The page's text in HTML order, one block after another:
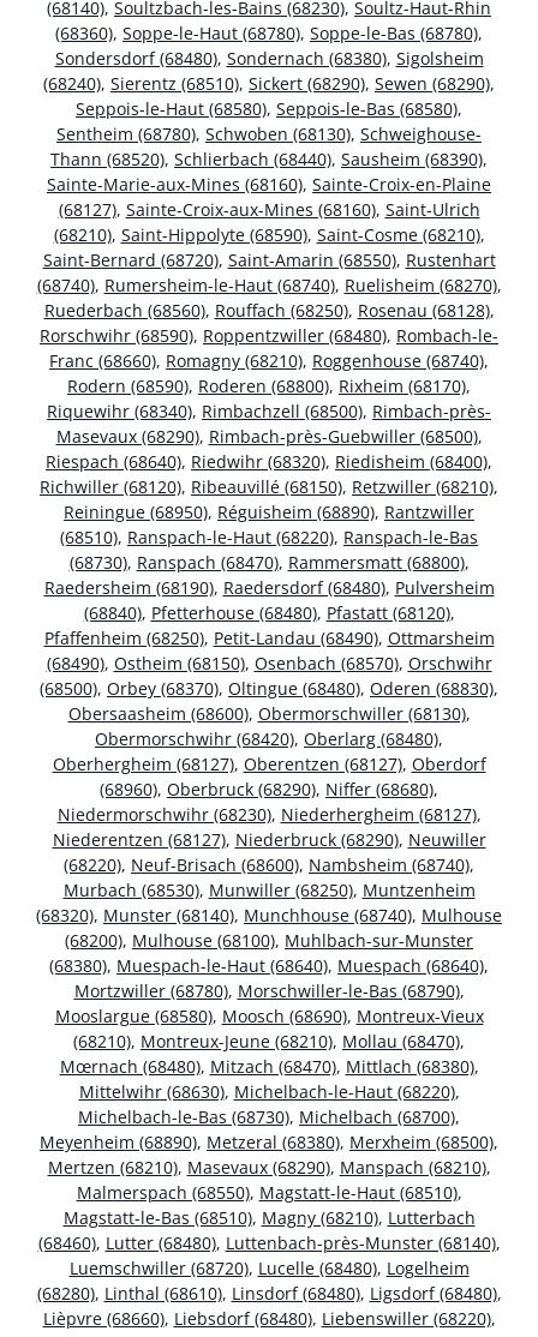
(68140), Soultzbach-les-Bains (68230), Soultz-Haut-Rhin
(68360), Soppe-le-Haut (68780), Soppe-le-Bas (68780),
Sondersdorf (68480), Sondernach (68380), Sigolsheim
(68240), Sierentz (68510), Sickert (68290), Sewen (68290),
Seppois-le-Haut (68580), Seppois-le-Bas (68580),
Sentheim (68780), Schwoben (68130), Schweighouse-
Thann (68520), Schlierbach (68440), Sausheim (68390),
Sainte-Marie-aux-Mines (68160), Sainte-Croix-en-Plaine
(68127), Sainte-Croix-aux-Mines (68160), Saint-Ulrich
(68210), Saint-Hippolyte (68590), Saint-Cosme (68210),
Saint-Bernard (68720), Saint-Amarin (68550), Rustenhart
(68740), Rumersheim-le-Haut (68740), Ruelisheim (68270),
Ruederbach (68560), Rouffach (68250), Rosenau (68128),
Rorschwihr (68590), Roppentzwiller (68480), Rombach-le-
Franc (68660), Romagny (68210), Roggenhouse (68740),
Rodern (68590), Roderen (68800), Rixheim (68170),
Riquewihr (68340), Rimbachzell (68500), Rimbach-près-
Masevaux (68290), Rimbach-près-Guebwiller (68500),
Riespach (68640), Riedwihr (68320), Riedisheim (68400),
Richwiller (68120), Ribeauvillé (68150), Retzwiller (68210),
Reiningue (68950), Réguisheim (68890), Rantzwiller
(68510), Ranspach-le-Haut (68220), Ranspach-le-Bas
(68730), Ranspach (68470), Rammersmatt (68800),
Raedersheim (68190), Raedersdorf (68480), Pulversheim
(68840), Pfetterhouse (68480), Pfastatt (68120),
Pfaffenheim (68250), Petit-Landau (68490), Ottmarsheim
(68490), Ostheim (68150), Osenbach (68570), Orschwihr
(68500), Orbey (68370), Oltingue (68480), Oderen (68830),
Obersaasheim (68600), Obermorschwiller (68130),
Obermorschwihr (68420), Oberlarg (68480),
Oberhergheim (68127), Oberentzen (68127), Oberdorf
(68960), Oberbruck (68290), Niffer (68680),
Niedermorschwihr (68230), Niederhergheim (68127),
Niederentzen (68127), Niederbruck (68290), Neuwiller
(68220), Neuf-Brisach (68600), Nambsheim (68740),
Murbach (68530), Munwiller (68250), Muntzenheim
(68320), Munster (68140), Munchhouse (68740), Mulhouse
(68200), Mulhouse (68100), Muhlbach-sur-Munster
(68380), Muespach-le-Haut (68640), Muespach (68640),
Mortzwiller (68780), Morschwiller-le-Bas (68790),
Mooslargue (68580), Moosch (68690), Montreux-Vieux
(68210), Montreux-Jeune (68210), Mollau (68470),
Mœrnach (68480), Mitzach (68470), Mittlach (68380),
Mittelwihr (68630), Michelbach-le-Haut (68220),
Michelbach-le-Bas (68730), Michelbach (68700),
Meyenheim (68890), Metzeral (68380), Merxheim (68500),
Mertzen (68210), Masevaux (68290), Manspach (68210),
Malmerspach (68550), Magstatt-le-Haut (68510),
Magstatt-le-Bas (68510), Magny (68210), Lutterbach
(68460), Lutter (68480), Luttenbach-près-Munster (68140),
Luemschwiller (68720), Lucelle (68480), Logelheim
(68280), Linthal (68610), Linsdorf (68480), Ligsdorf (68480),
Lièpvre (68660), Liebsdorf (68480), Liebenswiller (68220),